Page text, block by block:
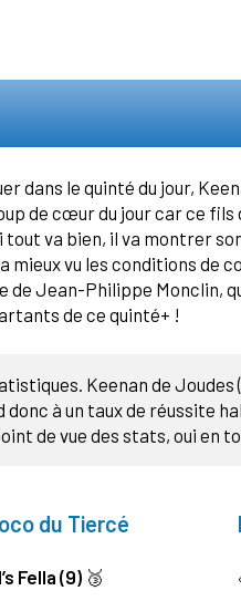
dans le quinté du jour,
de cœur du jour car ce
va bien, il va montrer
mieux vu les conditions de
Jean-Philippe Monclin,
de ce quinté+ !
Keenan de
à un taux de réussite
de vue des stats, oui en
du Tiercé
Fella (9) 🥉